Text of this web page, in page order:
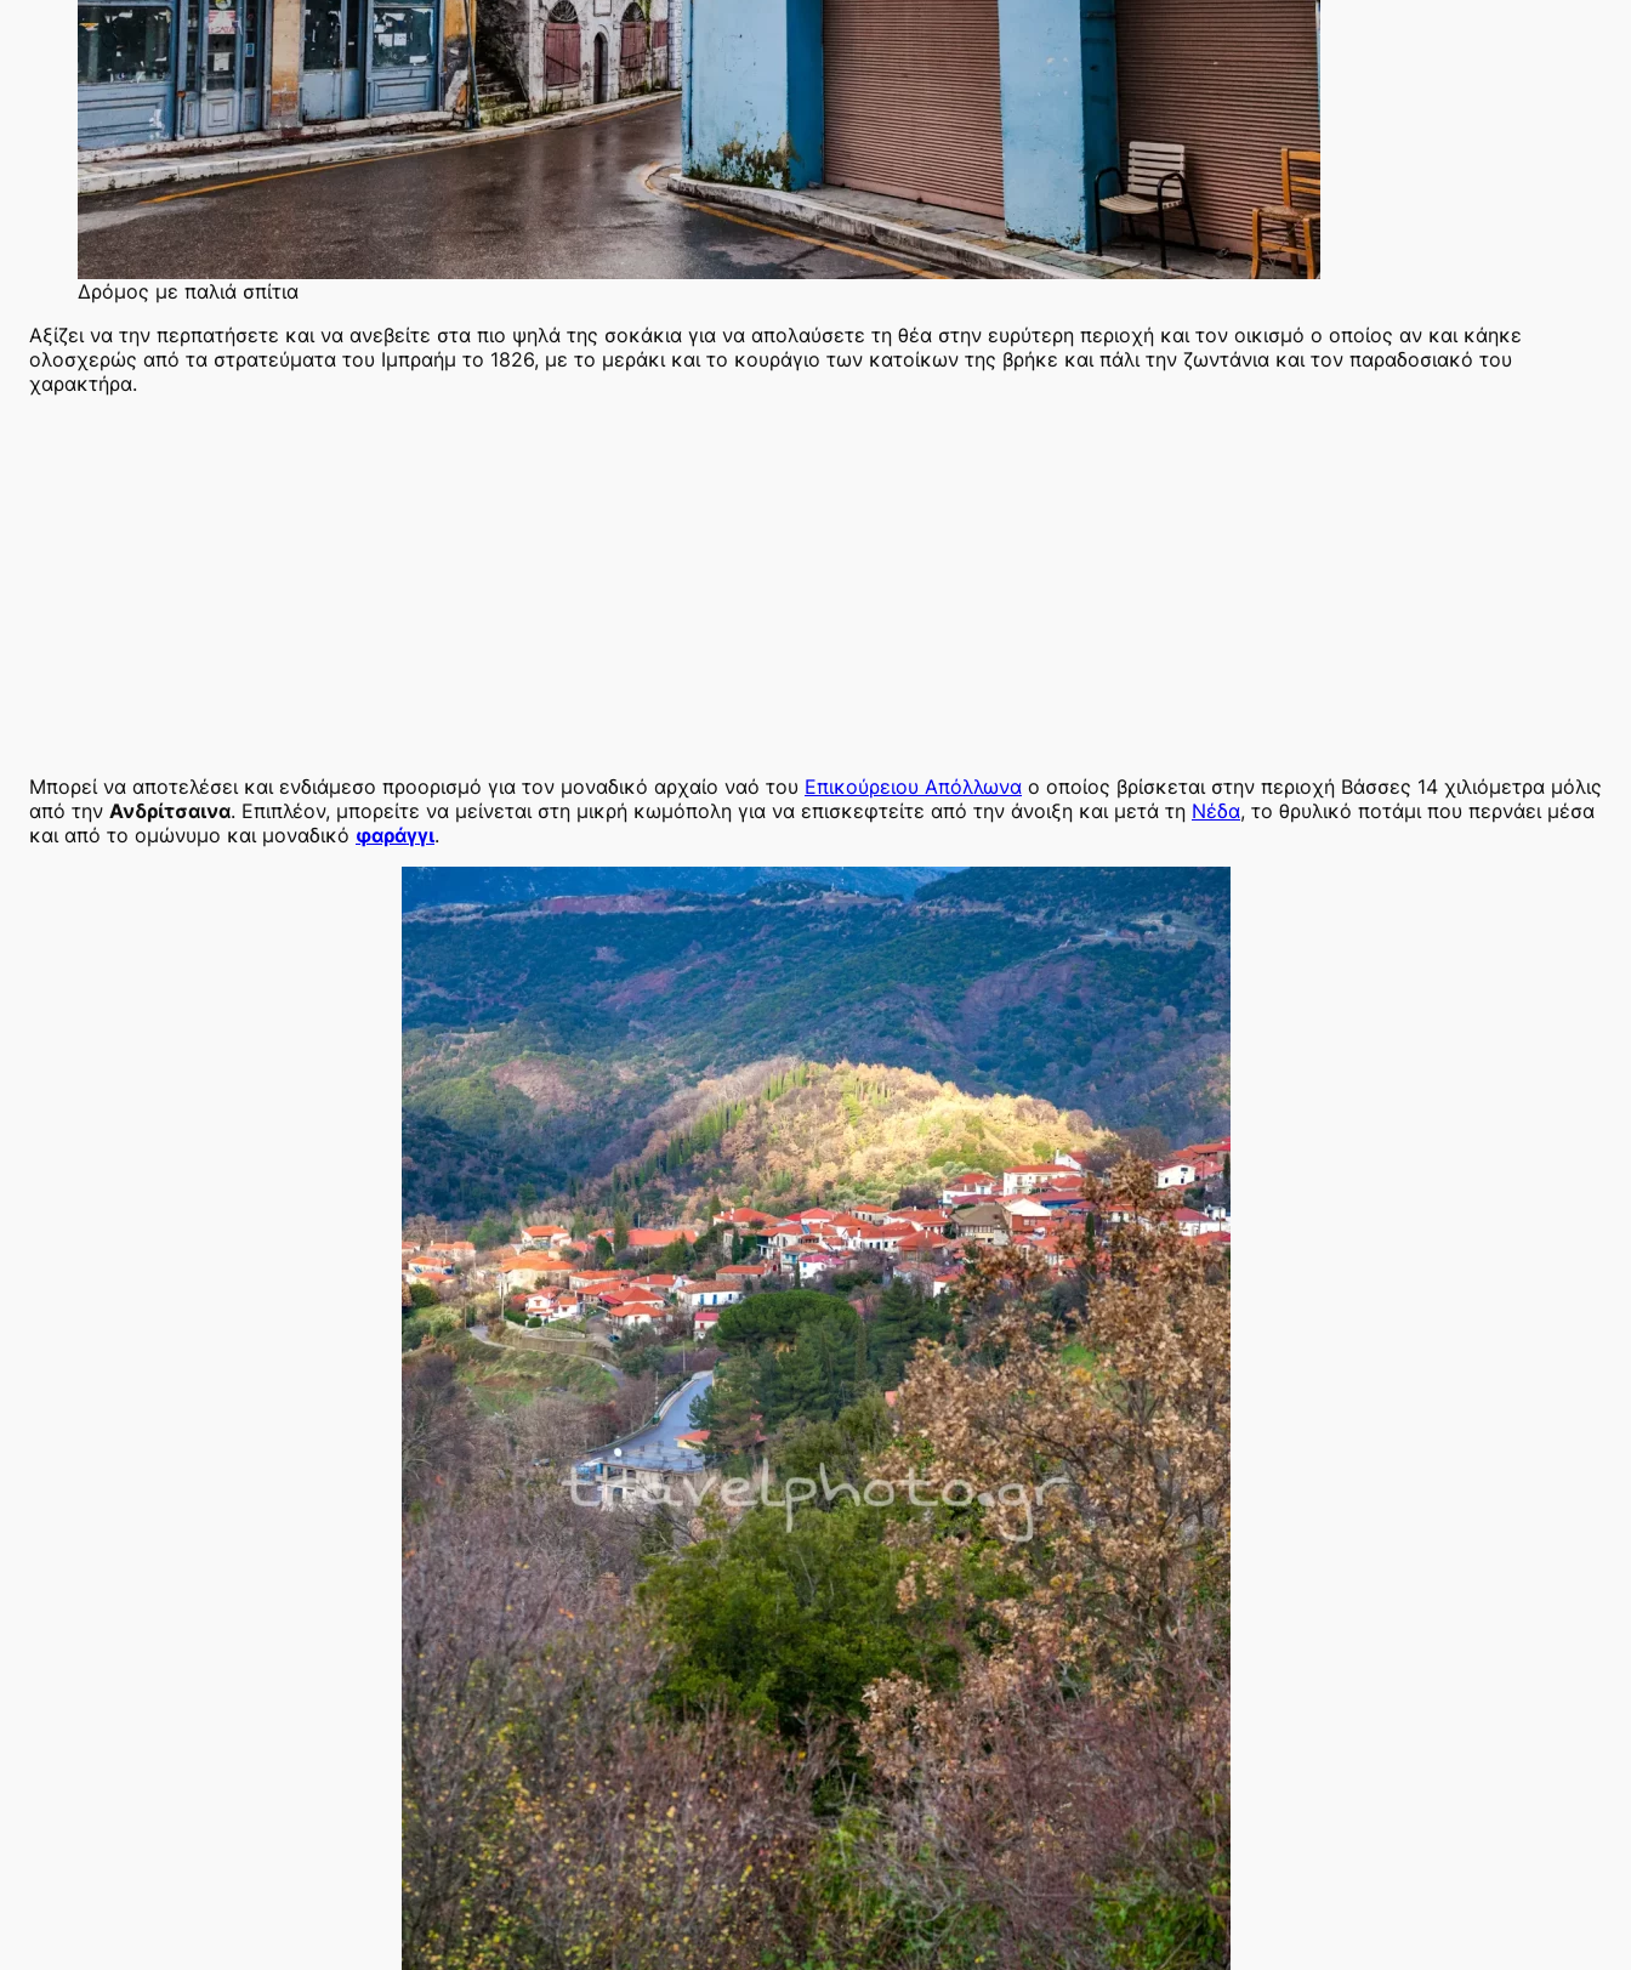
Δρόμος με παλιά σπίτια
Αξίζει να την περπατήσετε και να ανεβείτε στα πιο ψηλά της σοκάκια για να απολαύσετε τη θέα στην ευρύτερη περιοχή και τον οικισμό ο οποίος αν και κάηκε
ολοσχερώς από τα στρατεύματα του Ιμπραήμ το 1826, με το μεράκι και το κουράγιο των κατοίκων της βρήκε και πάλι την ζωντάνια και τον παραδοσιακό του
χαρακτήρα.
Μπορεί να αποτελέσει και ενδιάμεσο προορισμό για τον μοναδικό αρχαίο ναό του Επικούρειου Απόλλωνα ο οποίος βρίσκεται στην περιοχή Βάσσες 14 χιλιόμετρα μόλις
από την Ανδρίτσαινα. Επιπλέον, μπορείτε να μείνεται στη μικρή κωμόπολη για να επισκεφτείτε από την άνοιξη και μετά τη Νέδα, το θρυλικό ποτάμι που περνάει μέσα
και από το ομώνυμο και μοναδικό φαράγγι.